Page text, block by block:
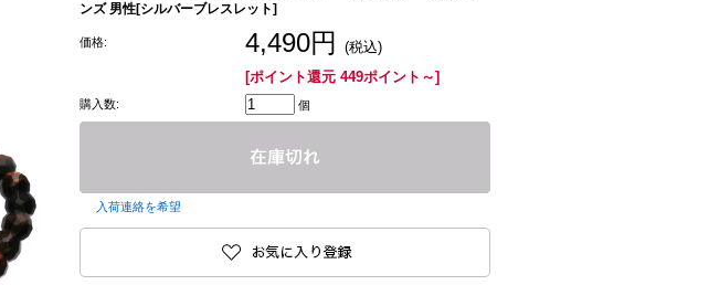
ンズ 男性[シルバーブレスレット]
価格: 4,490円
(税込)
[ポイント還元 449ポイント～]
購入数: 個
入荷連絡を希望